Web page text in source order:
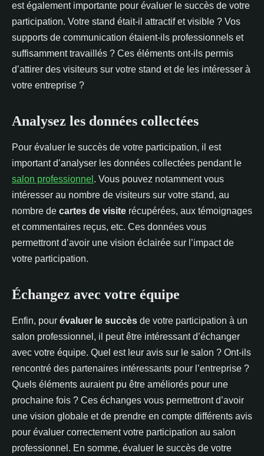
est également importante pour évaluer le succès de votre
participation. Votre stand était-il attractif et visible ? Vos
supports de communication étaient-ils professionnels et
suffisamment travaillés ? Ces éléments ont-ils permis
d’attirer des visiteurs sur votre stand et de les intéresser à
votre entreprise ?
Analysez les données collectées
Pour évaluer le succès de votre participation, il est
important d’analyser les données collectées pendant le
salon professionnel . Vous pouvez notamment vous
intéresser au nombre de visiteurs sur votre stand, au
nombre de cartes de visite récupérées, aux témoignages
et commentaires reçus, etc. Ces données vous
permettront d’avoir une vision éclairée sur l’impact de
votre participation.
Échangez avec votre équipe
Enfin, pour évaluer le succès de votre participation à un
salon professionnel, il peut être intéressant d’échanger
avec votre équipe. Quel est leur avis sur le salon ? Ont-ils
rencontré des partenaires intéressants pour l’entreprise ?
Quels éléments auraient pu être améliorés pour une
prochaine fois ? Ces échanges vous permettront d’avoir
une vision globale et de prendre en compte différents avis
pour évaluer correctement votre participation au salon
professionnel. En somme, évaluer le succès de votre